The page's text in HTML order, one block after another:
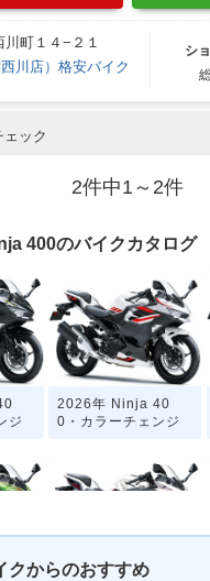
町１４−２１
川店）格安バイク
シ
ック
2件中1～2件
400のバイクカタログ
ジ
2026年 Ninja 40
0・カラーチェンジ
クからのおすすめ